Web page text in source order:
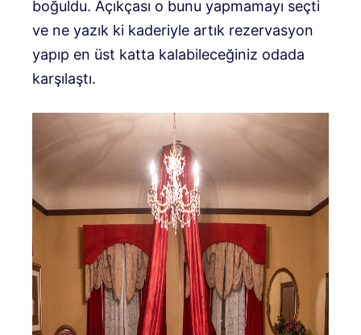
boğuldu. Açıkçası o bunu yapmamayı seçti
ve ne yazık ki kaderiyle artık rezervasyon
yapıp en üst katta kalabileceğiniz odada
karşılaştı.